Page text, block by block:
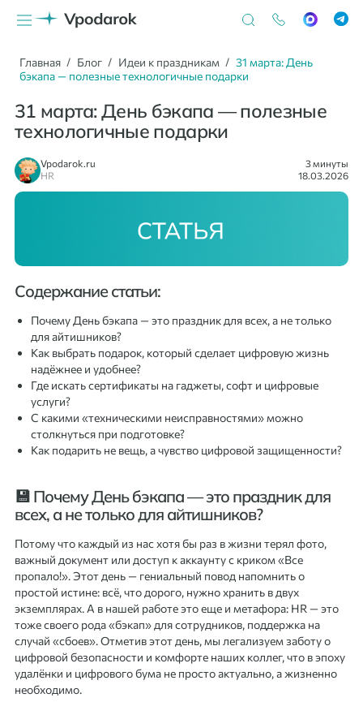
Главная Блог Идеи к праздникам
31 марта: День
бэкапа — полезные технологичные подарки
31 марта: День бэкапа — полезные
технологичные подарки
Vpodarok.ru
HR
3 минуты
18.03.2026
Содержание статьи:
Почему День бэкапа — это праздник для всех, а не только
для айтишников?
Как выбрать подарок, который сделает цифровую жизнь
надёжнее и удобнее?
Где искать сертификаты на гаджеты, софт и цифровые
услуги?
С какими «техническими неисправностями» можно
столкнуться при подготовке?
Как подарить не вещь, а чувство цифровой защищенности?
💾 Почему День бэкапа — это праздник для
всех, а не только для айтишников?
Потому что каждый из нас хотя бы раз в жизни терял фото,
важный документ или доступ к аккаунту с криком «Все
пропало!». Этот день — гениальный повод напомнить о
простой истине: всё, что дорого, нужно хранить в двух
экземплярах. А в нашей работе это еще и метафора: HR — это
тоже своего рода «бэкап» для сотрудников, поддержка на
случай «сбоев». Отметив этот день, мы легализуем заботу о
цифровой безопасности и комфорте наших коллег, что в эпоху
удалёнки и цифрового бума не просто актуально, а жизненно
необходимо.